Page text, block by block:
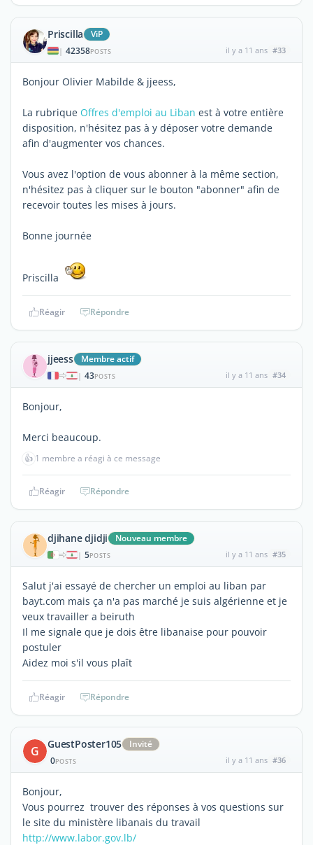
Priscilla ViP
| 42358POSTS il y a 11 ans #33
Bonjour Olivier Mabilde & jjeess,
La rubrique Offres d'emploi au Liban est à votre entière
disposition, n'hésitez pas à y déposer votre demande
afin d'augmenter vos chances.
Vous avez l'option de vous abonner à la même section,
n'hésitez pas à cliquer sur le bouton "abonner" afin de
recevoir toutes les mises à jours.
Bonne journée
Priscilla
Réagir Répondre
jjeess Membre actif
| 43POSTS il y a 11 ans #34
Bonjour,
Merci beaucoup.
👍 1 membre a réagi à ce message
Réagir Répondre
djihane djidji Nouveau membre
| 5POSTS il y a 11 ans #35
Salut j'ai essayé de chercher un emploi au liban par
bayt.com mais ça n'a pas marché je suis algérienne et je
veux travailler a beiruth
Il me signale que je dois être libanaise pour pouvoir
postuler
Aidez moi s'il vous plaît
Réagir Répondre
G GuestPoster105
Invité
0POSTS il y a 11 ans #36
Bonjour,
Vous pourrez trouver des réponses à vos questions sur
le site du ministère libanais du travail
http://www.labor.gov.lb/